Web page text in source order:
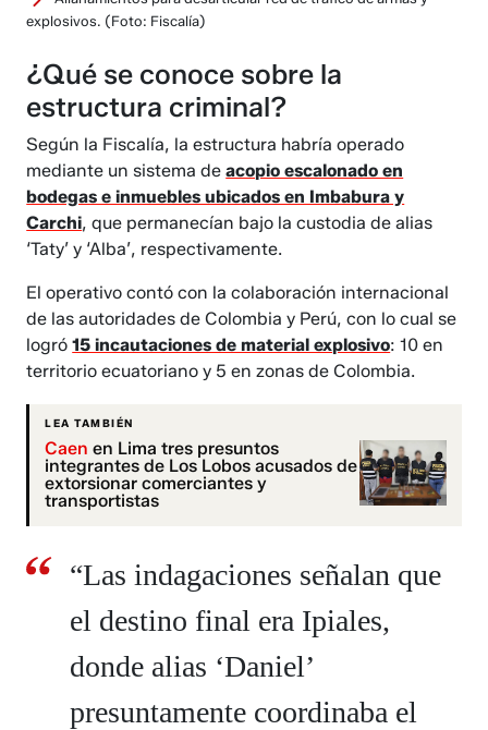
explosivos. (Foto: Fiscalía)
¿Qué se conoce sobre la
estructura criminal?
Según la Fiscalía, la estructura habría operado
mediante un sistema deacopio escalonado en
bodegas e inmuebles ubicados en Imbabura y
Carchi, que permanecían bajo la custodia de alias
‘Taty’ y ‘Alba’, respectivamente.
El operativo contó con la colaboración internacional
de las autoridades de Colombia y Perú, con lo cual se
logró15 incautaciones de material explosivo: 10 en
territorio ecuatoriano y 5 en zonas de Colombia.
LEA TAMBIÉN
Caen en Lima tres presuntos
integrantes de Los Lobos acusados de
extorsionar comerciantes y
transportistas
“Las indagaciones señalan que
el destino final era Ipiales,
donde alias ‘Daniel’
presuntamente coordinaba el